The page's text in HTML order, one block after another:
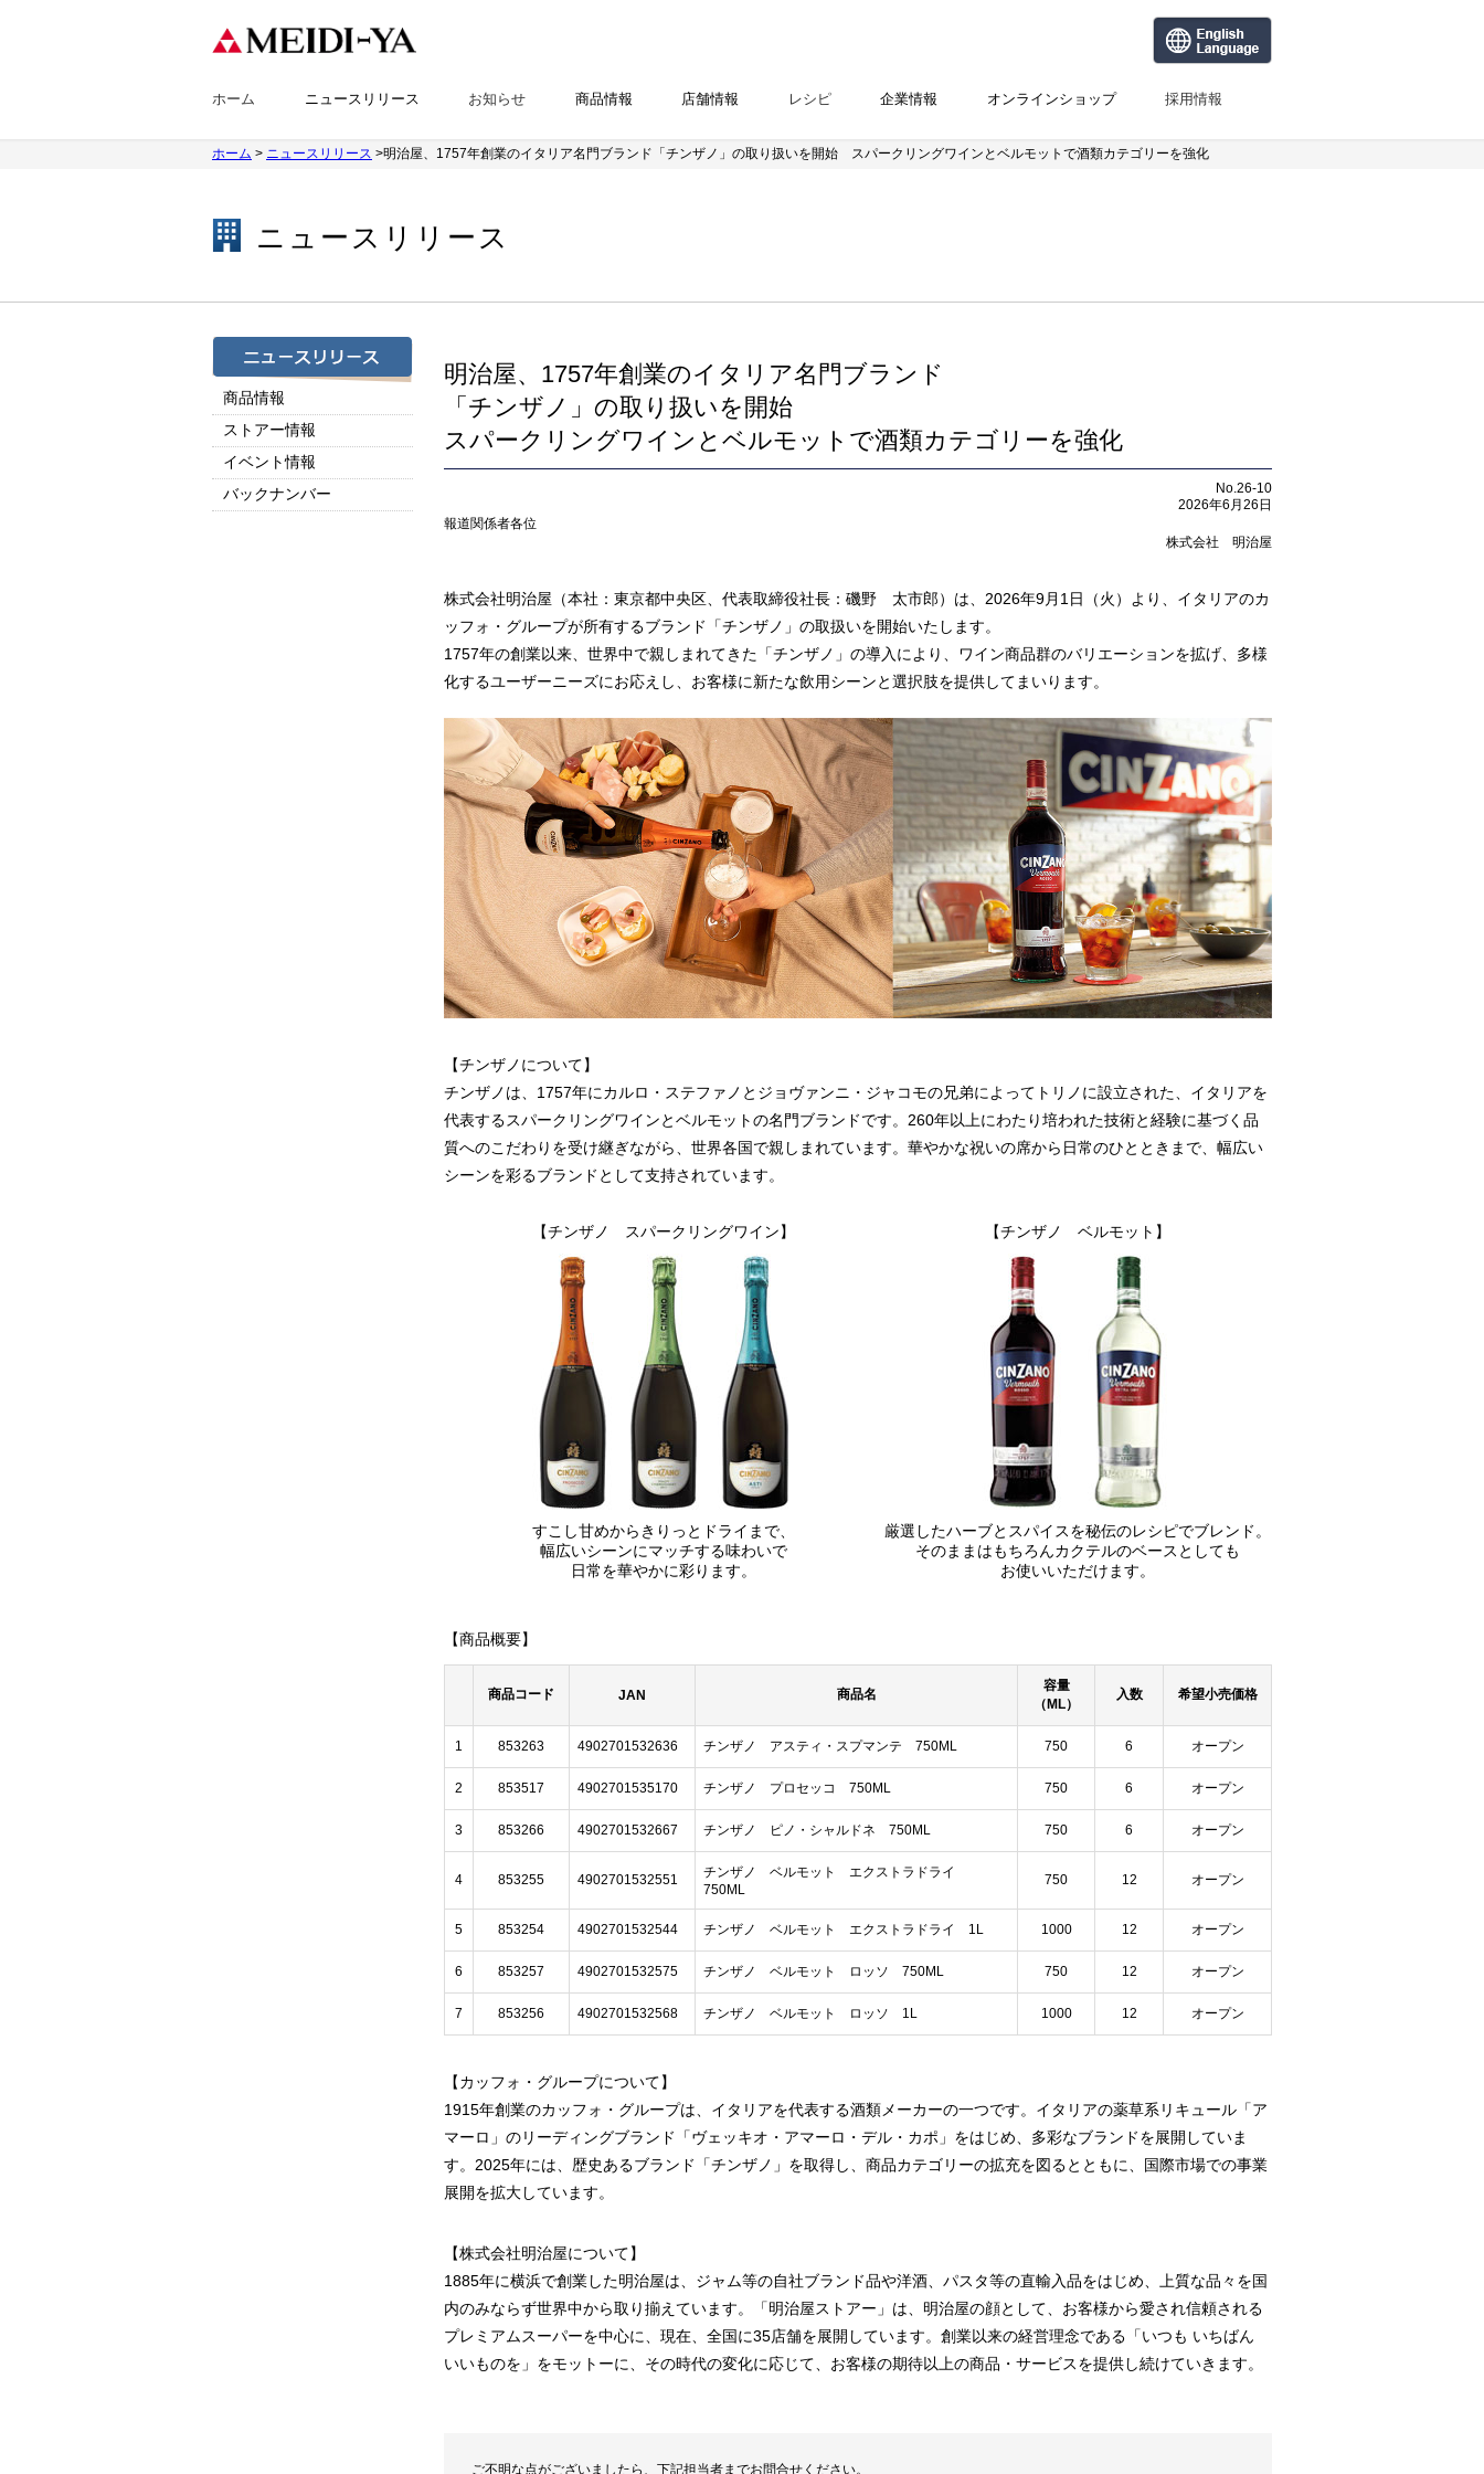
ホーム ニュースリリース お知らせ 商品情報 店舗情報 レシピ 企業情報 オンラインショップ 採用情報
ホーム > ニュースリリース >明治屋、1757年創業のイタリア名門ブランド「チンザノ」の取り扱いを開始 スパークリングワインとベルモットで酒類カテゴリーを強化
ニュースリリース
商品情報
ストアー情報
イベント情報
バックナンバー
明治屋、1757年創業のイタリア名門ブランド
「チンザノ」の取り扱いを開始
スパークリングワインとベルモットで酒類カテゴリーを強化
No.26-10
2026年6月26日
報道関係者各位
株式会社 明治屋
株式会社明治屋（本社：東京都中央区、代表取締役社長：磯野 太市郎）は、2026年9月1日（火）より、イタリアのカ
ッフォ・グループが所有するブランド「チンザノ」の取扱いを開始いたします。
1757年の創業以来、世界中で親しまれてきた「チンザノ」の導入により、ワイン商品群のバリエーションを拡げ、多様
化するユーザーニーズにお応えし、お客様に新たな飲用シーンと選択肢を提供してまいります。
【チンザノについて】
チンザノは、1757年にカルロ・ステファノとジョヴァンニ・ジャコモの兄弟によってトリノに設立された、イタリアを
代表するスパークリングワインとベルモットの名門ブランドです。260年以上にわたり培われた技術と経験に基づく品
質へのこだわりを受け継ぎながら、世界各国で親しまれています。華やかな祝いの席から日常のひとときまで、幅広い
シーンを彩るブランドとして支持されています。
【チンザノ スパークリングワイン】
すこし甘めからきりっとドライまで、
幅広いシーンにマッチする味わいで
日常を華やかに彩ります。
【チンザノ ベルモット】
厳選したハーブとスパイスを秘伝のレシピでブレンド。
そのままはもちろんカクテルのベースとしても
お使いいただけます。
【商品概要】
商品コード JAN 商品名
容量
（ML）
入数 希望小売価格
1 853263 4902701532636 チンザノ アスティ・スプマンテ 750ML 750 6 オープン
2 853517 4902701535170 チンザノ プロセッコ 750ML 750 6 オープン
3 853266 4902701532667 チンザノ ピノ・シャルドネ 750ML 750 6 オープン
4 853255 4902701532551
チンザノ ベルモット エクストラドライ
750ML
750 12 オープン
5 853254 4902701532544 チンザノ ベルモット エクストラドライ 1L 1000 12 オープン
6 853257 4902701532575 チンザノ ベルモット ロッソ 750ML 750 12 オープン
7 853256 4902701532568 チンザノ ベルモット ロッソ 1L 1000 12 オープン
【カッフォ・グループについて】
1915年創業のカッフォ・グループは、イタリアを代表する酒類メーカーの一つです。イタリアの薬草系リキュール「ア
マーロ」のリーディングブランド「ヴェッキオ・アマーロ・デル・カポ」をはじめ、多彩なブランドを展開していま
す。2025年には、歴史あるブランド「チンザノ」を取得し、商品カテゴリーの拡充を図るとともに、国際市場での事業
展開を拡大しています。
【株式会社明治屋について】
1885年に横浜で創業した明治屋は、ジャム等の自社ブランド品や洋酒、パスタ等の直輸入品をはじめ、上質な品々を国
内のみならず世界中から取り揃えています。「明治屋ストアー」は、明治屋の顔として、お客様から愛され信頼される
プレミアムスーパーを中心に、現在、全国に35店舗を展開しています。創業以来の経営理念である「いつも いちばん
いいものを」をモットーに、その時代の変化に応じて、お客様の期待以上の商品・サービスを提供し続けていきます。
ご不明な点がございましたら、下記担当者までお問合せください。